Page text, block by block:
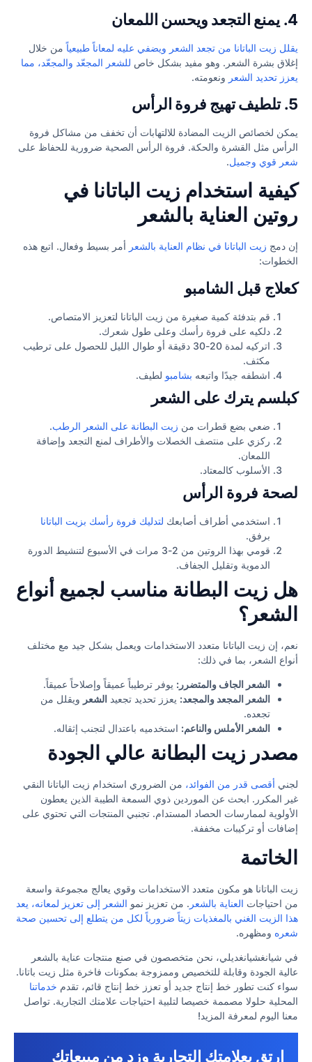
4. يمنع التجعد ويحسن اللمعان
يقلل زيت الباتانا من تجعد الشعر ويضفي عليه لمعاناً طبيعياًمن خلال
إغلاق بشرة الشعر. وهو مفيد بشكل خاص للشعر المجعّد والمجعّد، مما
يعزز تحديد الشعر ونعومته.
5. تلطيف تهيج فروة الرأس
يمكن لخصائص الزيت المضادة للالتهابات أن تخفف من مشاكل فروة
الرأس مثل القشرة والحكة. فروة الرأس الصحية ضرورية للحفاظ على
شعر قوي وجميل.
كيفية استخدام زيت الباتانا في
روتين العناية بالشعر
إن دمج زيت الباتانا في نظام العناية بالشعر أمر بسيط وفعال. اتبع هذه
الخطوات:
كعلاج قبل الشامبو
قم بتدفئة كمية صغيرة من زيت الباتانا لتعزيز الامتصاص.
دلكيه على فروة رأسك وعلى طول شعرك.
اتركيه لمدة 20-30 دقيقة أو طوال الليل للحصول على ترطيب
مكثف.
اشطفه جيدًا واتبعه بشامبو لطيف.
كبلسم يترك على الشعر
ضعي بضع قطرات من زيت البطانة على الشعر الرطب.
ركزي على منتصف الخصلات والأطراف لمنع التجعد وإضافة
اللمعان.
الأسلوب كالمعتاد.
لصحة فروة الرأس
استخدمي أطراف أصابعك لتدليك فروة رأسك بزيت الباتانا
برفق.
قومي بهذا الروتين من 2-3 مرات في الأسبوع لتنشيط الدورة
الدموية وتقليل الجفاف.
هل زيت البطانة مناسب لجميع أنواع
الشعر؟
نعم، إن زيت الباتانا متعدد الاستخدامات ويعمل بشكل جيد مع مختلف
أنواع الشعر، بما في ذلك:
الشعر الجاف والمتضرر: يوفر ترطيباً عميقاً وإصلاحاً عميقاً.
الشعر المجعد والمجعد: يعزز تحديد تجعيد الشعر ويقلل من
تجعده.
الشعر الأملس والناعم: استخدميه باعتدال لتجنب إثقاله.
مصدر زيت البطانة عالي الجودة
لجني أقصى قدر من الفوائد، من الضروري استخدام زيت الباتانا النقي
غير المكرر. ابحث عن الموردين ذوي السمعة الطيبة الذين يعطون
الأولوية لممارسات الحصاد المستدام. تجنبي المنتجات التي تحتوي على
إضافات أو تركيبات مخففة.
الخاتمة
زيت الباتانا هو مكون متعدد الاستخدامات وقوي يعالج مجموعة واسعة
من احتياجات العناية بالشعر . من تعزيز نمو الشعر إلى تعزيز لمعانه، يعد
هذا الزيت الغني بالمغذيات زيتاً ضرورياً لكل من يتطلع إلى تحسين صحة
شعره ومظهره.
في شيانغشيانغديلي، نحن متخصصون في صنع منتجات عناية بالشعر
عالية الجودة وقابلة للتخصيص وممزوجة بمكونات فاخرة مثل زيت باتانا.
سواء كنت تطور خط إنتاج جديد أو تعزز خط إنتاج قائم، تقدم خدماتنا
المحلية حلولا مصممة خصيصا لتلبية احتياجات علامتك التجارية. تواصل
معنا اليوم لمعرفة المزيد!
ارتقِ بعلامتك التجارية وزد من مبيعاتك